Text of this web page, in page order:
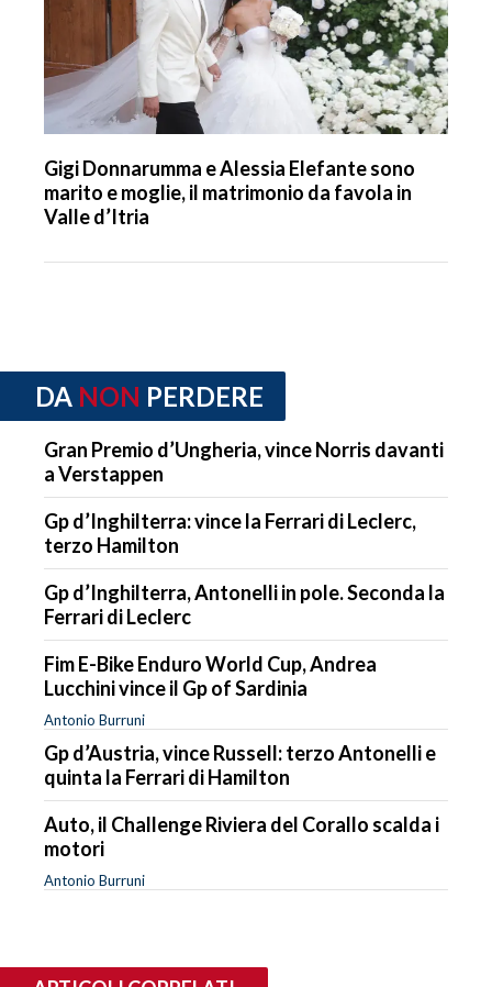
Gigi Donnarumma e Alessia Elefante sono
marito e moglie, il matrimonio da favola in
Valle d’Itria
DA NON PERDERE
Gran Premio d’Ungheria, vince Norris davanti
a Verstappen
Gp d’Inghilterra: vince la Ferrari di Leclerc,
terzo Hamilton
Gp d’Inghilterra, Antonelli in pole. Seconda la
Ferrari di Leclerc
Fim E-Bike Enduro World Cup, Andrea
Lucchini vince il Gp of Sardinia
Antonio Burruni
Gp d’Austria, vince Russell: terzo Antonelli e
quinta la Ferrari di Hamilton
Auto, il Challenge Riviera del Corallo scalda i
motori
Antonio Burruni